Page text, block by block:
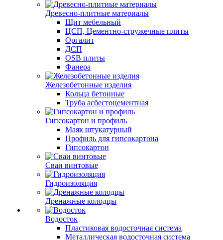
Древесно-плитные материалы
Щит мебельный
ЦСП, Цементно-стружечные плиты
Оргалит
ДСП
OSB плиты
Фанера
Железобетонные изделия
Кольца бетонные
Труба асбестоцементная
Гипсокартон и профиль
Маяк штукатурный
Профиль для гипсокартона
Гипсокартон
Сваи винтовые
Гидроизоляция
Дренажные колодцы
Водосток
Пластиковая водосточная система
Металлическая водосточная система